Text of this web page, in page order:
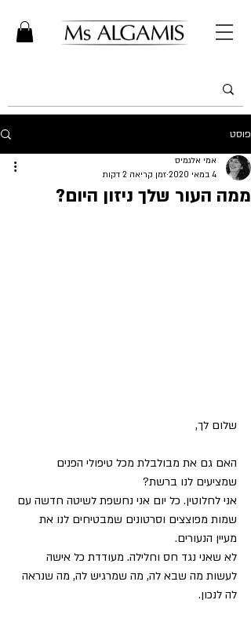
פוסט
ממה העור שלך ניזון היום?
אמי אלגמיס
4 במאי 2020
זמן קריאה 2 דקות
שלום לך,
האם גם את מבולבלת מכל טיפולי הפנים
שמציעים לנו ברשת?
אני לחלוטין. כל יום אני נחשפת לשיטה חדשה עם
שמות מפוצצים וסרטונים שמבטיחים לנו את
מעיין הנעורים.
לא שאני נגד חס וחלילה. מעודדת כל אישה
לעשות מה שבא לה, מה שמרגיש לה, מה שנראה
לה לנכון.